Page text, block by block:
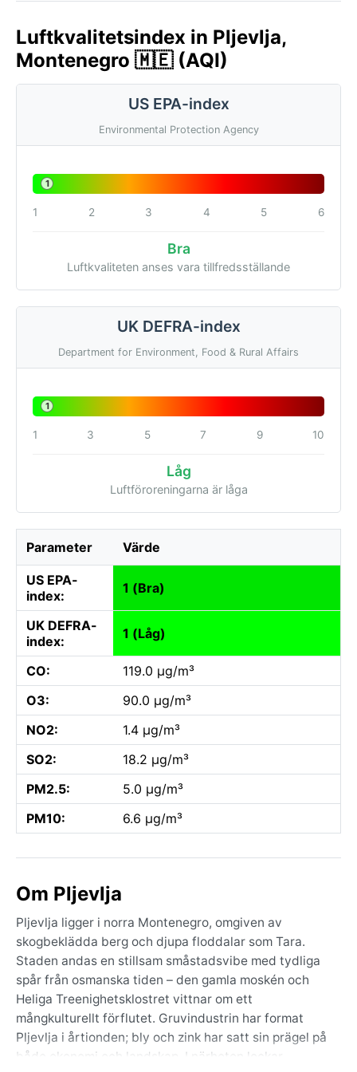
Luftkvalitetsindex in Pljevlja,
Montenegro 🇲🇪 (AQI)
US EPA-index
Environmental Protection Agency
1
1 2 3 4 5 6
Bra
Luftkvaliteten anses vara tillfredsställande
UK DEFRA-index
Department for Environment, Food & Rural Affairs
1
1 3 5 7 9 10
Låg
Luftföroreningarna är låga
Parameter Värde
US EPA-
index:
1 (Bra)
UK DEFRA-
index:
1 (Låg)
CO:
119.0 µg/m³
O3:
90.0 µg/m³
NO2:
1.4 µg/m³
SO2:
18.2 µg/m³
PM2.5:
5.0 µg/m³
PM10:
6.6 µg/m³
Om Pljevlja
Pljevlja ligger i norra Montenegro, omgiven av
skogbeklädda berg och djupa floddalar som Tara.
Staden andas en stillsam småstadsvibe med tydliga
spår från osmanska tiden – den gamla moskén och
Heliga Treenighetsklostret vittnar om ett
mångkulturellt förflutet. Gruvindustrin har format
Pljevlja i årtionden; bly och zink har satt sin prägel på
både ekonomi och landskap. I närheten lockar